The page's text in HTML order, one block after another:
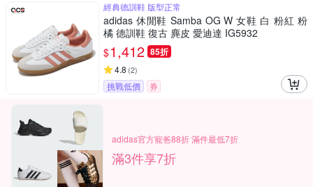
經典德訓鞋 版型正常
adidas 休閒鞋 Samba OG W 女鞋 白 粉紅 粉
橘 德訓鞋 復古 麂皮 愛迪達 IG5932
$1,412 85折
4.8 (2)
挑戰低價 券
adidas官方寵爸88折 滿件最低7折
滿3件享7折